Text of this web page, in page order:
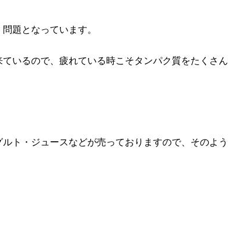
題となっています。
いるので、疲れている時こそタンパク質をたくさん
ト・ジュースなどが売っておりますので、そのよう